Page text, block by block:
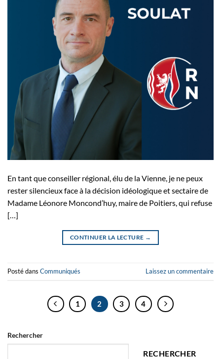
En tant que conseiller régional, élu de la Vienne, je ne peux
rester silencieux face à la décision idéologique et sectaire de
Madame Léonore Moncond’huy, maire de Poitiers, qui refuse
[…]
CONTINUER LA LECTURE →
Posté dans Communiqués Laissez un commentaire
1 2 3 4
Rechercher
RECHERCHER